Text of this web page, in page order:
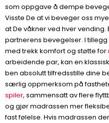
som oppgave å dempe
Visste De at vi beveger oss
at De våkner ved hver vending.
partnerens bevegelser. I
med trekk komfort og støtte for
arbeidende par, kan en
ben absolutt tilfredsstille dine
særlig oppmerksom på
spiler, sammensatt av flere
og gjør madrassen mer
fast følelse. Hvis madrassen